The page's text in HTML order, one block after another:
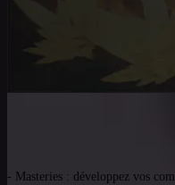
- Masteries : développez vos